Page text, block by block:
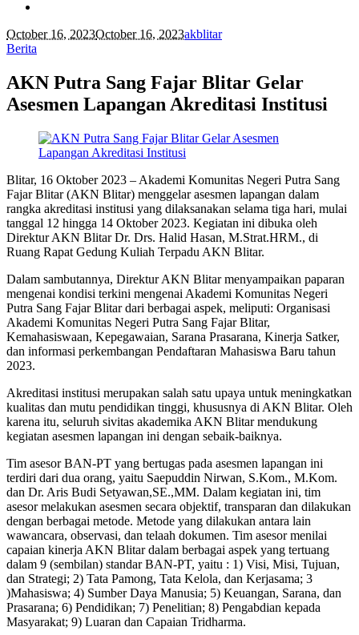
October 16, 2023October 16, 2023akblitar
Berita
AKN Putra Sang Fajar Blitar Gelar
Asesmen Lapangan Akreditasi Institusi
Blitar, 16 Oktober 2023 – Akademi Komunitas Negeri Putra Sang
Fajar Blitar (AKN Blitar) menggelar asesmen lapangan dalam
rangka akreditasi institusi yang dilaksanakan selama tiga hari, mulai
tanggal 12 hingga 14 Oktober 2023. Kegiatan ini dibuka oleh
Direktur AKN Blitar Dr. Drs. Halid Hasan, M.Strat.HRM., di
Ruang Rapat Gedung Kuliah Terpadu AKN Blitar.
Dalam sambutannya, Direktur AKN Blitar menyampaikan paparan
mengenai kondisi terkini mengenai Akademi Komunitas Negeri
Putra Sang Fajar Blitar dari berbagai aspek, meliputi: Organisasi
Akademi Komunitas Negeri Putra Sang Fajar Blitar,
Kemahasiswaan, Kepegawaian, Sarana Prasarana, Kinerja Satker,
dan informasi perkembangan Pendaftaran Mahasiswa Baru tahun
2023.
Akreditasi institusi merupakan salah satu upaya untuk meningkatkan
kualitas dan mutu pendidikan tinggi, khususnya di AKN Blitar. Oleh
karena itu, seluruh sivitas akademika AKN Blitar mendukung
kegiatan asesmen lapangan ini dengan sebaik-baiknya.
Tim asesor BAN-PT yang bertugas pada asesmen lapangan ini
terdiri dari dua orang, yaitu Saepuddin Nirwan, S.Kom., M.Kom.
dan Dr. Aris Budi Setyawan,SE.,MM. Dalam kegiatan ini, tim
asesor melakukan asesmen secara objektif, transparan dan dilakukan
dengan berbagai metode. Metode yang dilakukan antara lain
wawancara, observasi, dan telaah dokumen. Tim asesor menilai
capaian kinerja AKN Blitar dalam berbagai aspek yang tertuang
dalam 9 (sembilan) standar BAN-PT, yaitu : 1) Visi, Misi, Tujuan,
dan Strategi; 2) Tata Pamong, Tata Kelola, dan Kerjasama; 3
)Mahasiswa; 4) Sumber Daya Manusia; 5) Keuangan, Sarana, dan
Prasarana; 6) Pendidikan; 7) Penelitian; 8) Pengabdian kepada
Masyarakat; 9) Luaran dan Capaian Tridharma.